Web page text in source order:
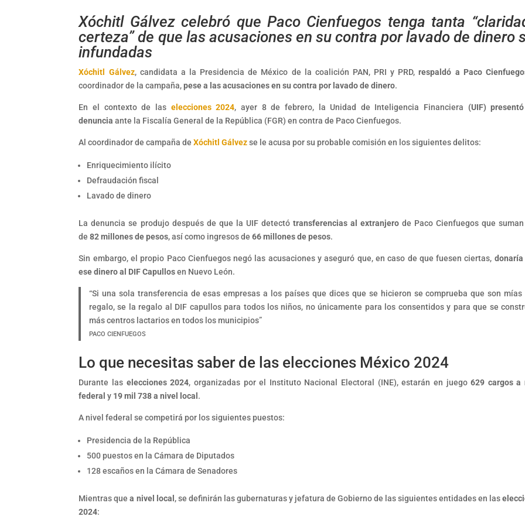
Xóchitl Gálvez celebró que Paco Cienfuegos tenga tanta
certeza” de que las acusaciones en su contra por lavado de dinero
infundadas
Xóchitl Gálvez, candidata a la Presidencia de México de la coalición PAN, PRI y PRD,respaldó a Paco
coordinador de la campaña,pese a las acusaciones en su contra por lavado de dinero.
En el contexto de las elecciones 2024, ayer 8 de febrero, la Unidad de Inteligencia Financiera (UIF)
denuncia ante la Fiscalía General de la República (FGR) en contra de Paco Cienfuegos.
Al coordinador de campaña deXóchitl Gálvezse le acusa por su probable comisión en los siguientes delitos:
Enriquecimiento ilícito
Defraudación fiscal
Lavado de dinero
La denuncia se produjo después de que la UIF detectótransferencias al extranjerode Paco Cienfuegos que
de82 millones de pesos, así como ingresos de66 millones de pesos.
Sin embargo, el propio Paco Cienfuegos negó las acusaciones y aseguró que, en caso de que fuesen ciertas,
ese dinero al DIF Capullosen Nuevo León.
“Si una sola transferencia de esas empresas a los países que dices que se hicieron se comprueba que son mías
regalo, se la regalo al DIF capullos para todos los niños, no únicamente para los consentidos y para que se
más centros lactarios en todos los municipios”
PACO CIENFUEGOS
Lo que necesitas saber de las elecciones México 2024
Durante las elecciones 2024, organizadas por el Instituto Nacional Electoral (INE), estarán en juego629 cargos a
federal y 19 mil 738 a nivel local .
A nivel federal se competirá por los siguientes puestos:
Presidencia de la República
500 puestos en la Cámara de Diputados
128 escaños en la Cámara de Senadores
Mientras quea nivel local , se definirán las gubernaturas y jefatura de Gobierno de las siguientes entidades en las
2024: